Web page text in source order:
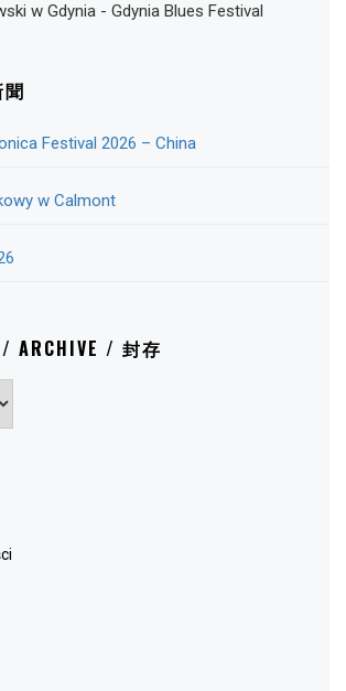
w Gdynia - Gdynia Blues Festival
Festival 2026 – China
w Calmont
/ ARCHIVE / 封存